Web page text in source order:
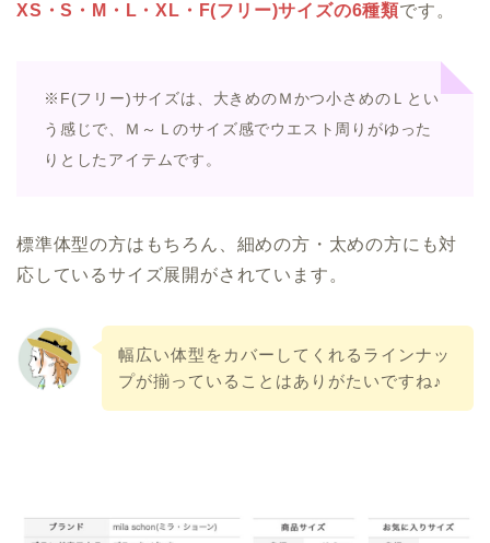
XS・S・M・L・XL・F(フリー)サイズの6種類です。
※F(フリー)サイズは、大きめのＭかつ小さめのＬとい
う感じで、Ｍ～Ｌのサイズ感でウエスト周りがゆった
りとしたアイテムです。
標準体型の方はもちろん、細めの方・太めの方にも対
応しているサイズ展開がされています。
幅広い体型をカバーしてくれるラインナッ
プが揃っていることはありがたいですね♪